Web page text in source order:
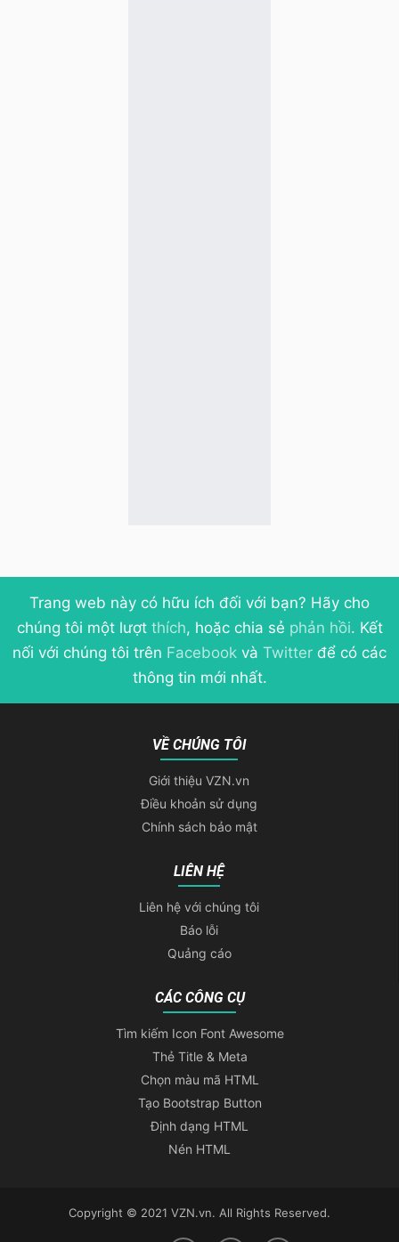
Trang web này có hữu ích đối với bạn? Hãy cho
chúng tôi một lượt thích, hoặc chia sẻ phản hồi. Kết
nối với chúng tôi trên Facebook và Twitter để có các
thông tin mới nhất.
VỀ CHÚNG TÔI
Giới thiệu VZN.vn
Điều khoản sử dụng
Chính sách bảo mật
LIÊN HỆ
Liên hệ với chúng tôi
Báo lỗi
Quảng cáo
CÁC CÔNG CỤ
Tìm kiếm Icon Font Awesome
Thẻ Title & Meta
Chọn màu mã HTML
Tạo Bootstrap Button
Định dạng HTML
Nén HTML
Copyright © 2021 VZN.vn. All Rights Reserved.